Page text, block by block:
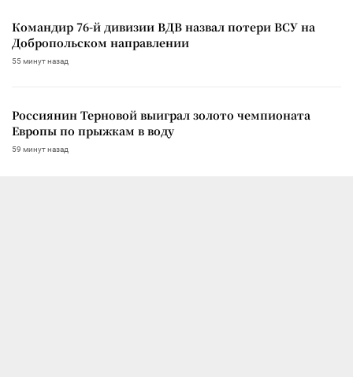
Командир 76-й дивизии ВДВ назвал потери ВСУ на
Добропольском направлении
55 минут назад
Россиянин Терновой выиграл золото чемпионата
Европы по прыжкам в воду
59 минут назад